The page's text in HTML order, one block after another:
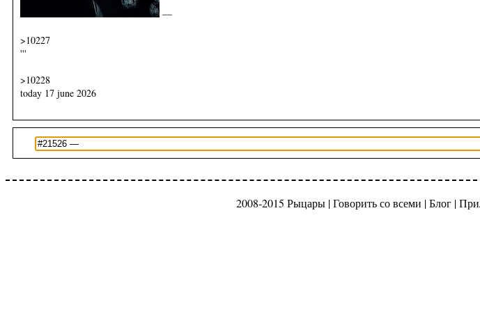
—
>10227
'''
>10228
today 17 june 2026
2008-2015 Рыцары |Говорить со всеми |Блог|